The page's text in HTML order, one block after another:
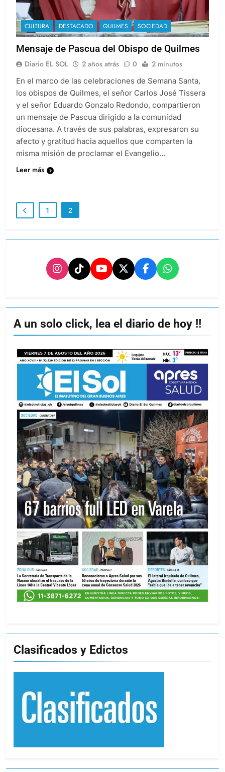
CULTURA DESTACADO QUILMES SOCIEDAD
Mensaje de Pascua del Obispo de Quilmes
Diario EL SOL 2 años atrás 0 2 minutos
En el marco de las celebraciones de Semana Santa,
los obispos de Quilmes, el señor Carlos José Tissera
y el señor Eduardo Gonzalo Redondo, compartieron
un mensaje de Pascua dirigido a la comunidad
diocesana. A través de sus palabras, expresaron su
afecto y gratitud hacia aquellos que comparten la
misma misión de proclamar el Evangelio…
Leer más
1 2
A un solo click, lea el diario de hoy !!
Clasificados y Edictos